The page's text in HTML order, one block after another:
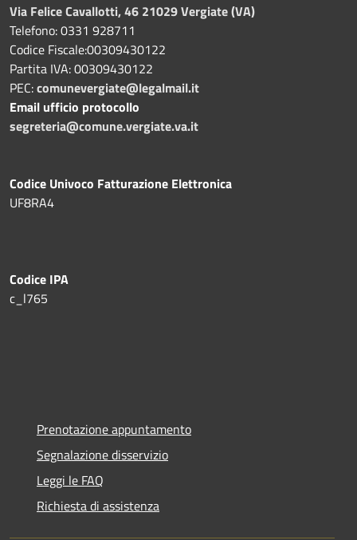
Via Felice Cavallotti, 46 21029 Vergiate (VA)
Telefono: 0331 928711
Codice Fiscale:00309430122
Partita IVA: 00309430122
PEC:comunevergiate@legalmail.it
Email ufficio protocollo
segreteria@comune.vergiate.va.it
Codice Univoco Fatturazione Elettronica
UF8RA4
Codice IPA
c_l765
Prenotazione appuntamento
Segnalazione disservizio
Leggi le FAQ
Richiesta di assistenza